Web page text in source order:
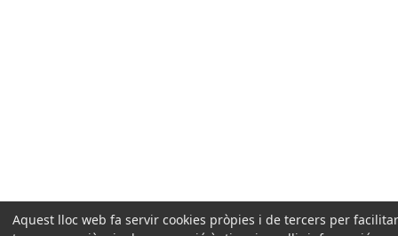
Aquest lloc web fa servir cookies pròpies i de tercers per